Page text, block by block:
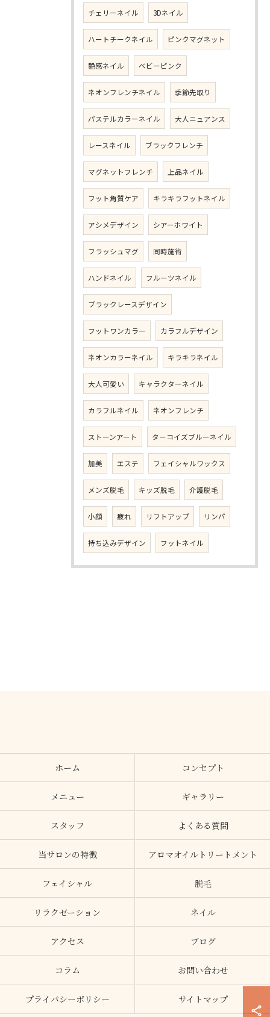
チェリーネイル 3Dネイル
ハートチークネイル ピンクマグネット
艶感ネイル ベビーピンク
ネオンフレンチネイル 季節先取り
パステルカラーネイル 大人ニュアンス
レースネイル ブラックフレンチ
マグネットフレンチ 上品ネイル
フット角質ケア キラキラフットネイル
アシメデザイン シアーホワイト
フラッシュマグ 同時施術
ハンドネイル フルーツネイル
ブラックレースデザイン
フットワンカラー カラフルデザイン
ネオンカラーネイル キラキラネイル
大人可愛い キャラクターネイル
カラフルネイル ネオンフレンチ
ストーンアート ターコイズブルーネイル
加美 エステ フェイシャルワックス
メンズ脱毛 キッズ脱毛 介護脱毛
小顔 疲れ リフトアップ リンパ
持ち込みデザイン フットネイル
ホーム コンセプト
メニュー ギャラリー
スタッフ よくある質問
当サロンの特徴 アロマオイルトリートメント
フェイシャル 脱毛
リラクゼーション ネイル
アクセス ブログ
コラム お問い合わせ
プライバシーポリシー サイトマップ